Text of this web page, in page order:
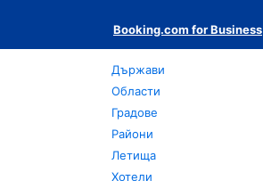
Booking.com for Business
Държави
Области
Градове
Райони
Летища
Хотели